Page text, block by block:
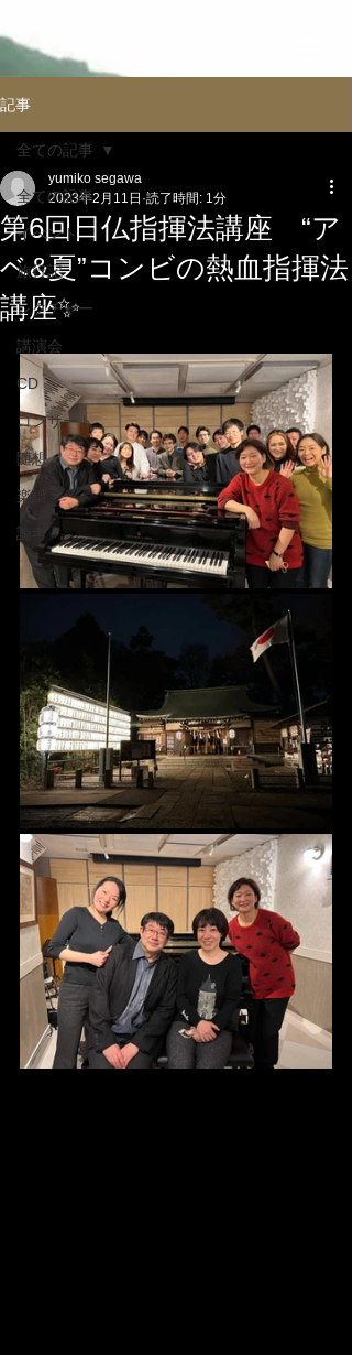
記事
全ての記事
イべント
旅行記
レクチャー
講演会
CD
コンサート
随想
楽譜
論考
全ての記事
第6回日仏指揮法講座 “ア
ベ&夏”コンビの熱血指揮法
講座✨
yumiko segawa
2023年2月11日 読了時間: 1分